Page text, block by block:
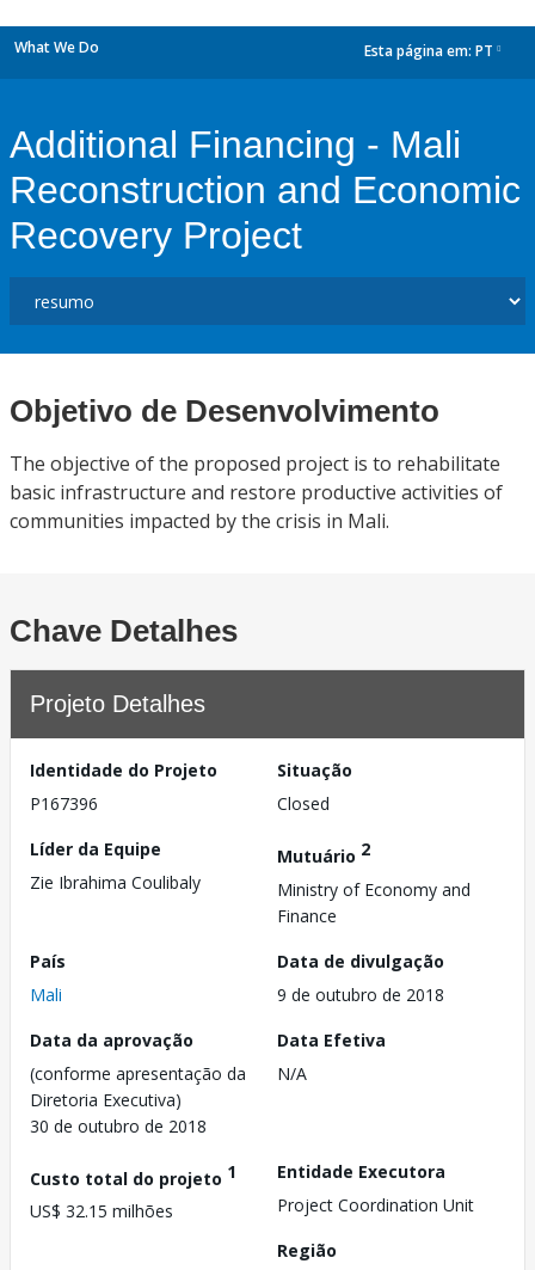
What We Do Esta página em: PT
Additional Financing - Mali
Reconstruction and Economic
Recovery Project
Objetivo de Desenvolvimento
The objective of the proposed project is to rehabilitate
basic infrastructure and restore productive activities of
communities impacted by the crisis in Mali.
Chave Detalhes
Projeto Detalhes
Identidade do Projeto
P167396
Situação
Closed
Líder da Equipe
Zie Ibrahima Coulibaly
Mutuário 2
Ministry of Economy and
Finance
País
Mali
Data de divulgação
9 de outubro de 2018
Data da aprovação
(conforme apresentação da
Diretoria Executiva)
30 de outubro de 2018
Data Efetiva
N/A
Custo total do projeto 1
US$ 32.15 milhões
Entidade Executora
Project Coordination Unit
Região